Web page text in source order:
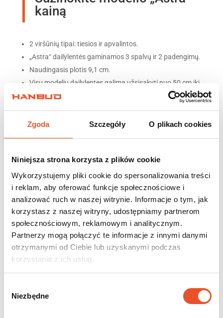
Zgoda Szczegóły O plikach cookies
Niniejsza strona korzysta z plików cookie
Wykorzystujemy pliki cookie do spersonalizowania treści
i reklam, aby oferować funkcje społecznościowe i
analizować ruch w naszej witrynie. Informacje o tym, jak
korzystasz z naszej witryny, udostępniamy partnerom
społecznościowym, reklamowym i analitycznym.
Partnerzy mogą połączyć te informacje z innymi danymi
otrzymanymi od Ciebie lub uzyskanymi podczas
korzystania z ich usług.
zgody
Niezbędne
kainą
2 viršūnių tipai: tiesios ir apvalintos.
„Astra“ dailylentės gaminamos 3 spalvų ir 2 padengimų.
Naudingasis plotis 9,1 cm.
Visų modelių dailylentes galima užsisakyti nuo 50 cm iki
200 cm ilgio.
APSKAIČIUOTI „ASTRA“ KAINĄ